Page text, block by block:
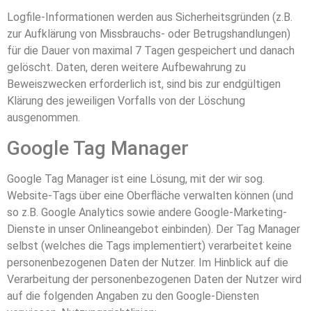
Logfile-Informationen werden aus Sicherheitsgründen (z.B.
zur Aufklärung von Missbrauchs- oder Betrugshandlungen)
für die Dauer von maximal 7 Tagen gespeichert und danach
gelöscht. Daten, deren weitere Aufbewahrung zu
Beweiszwecken erforderlich ist, sind bis zur endgültigen
Klärung des jeweiligen Vorfalls von der Löschung
ausgenommen.
Google Tag Manager
Google Tag Manager ist eine Lösung, mit der wir sog.
Website-Tags über eine Oberfläche verwalten können (und
so z.B. Google Analytics sowie andere Google-Marketing-
Dienste in unser Onlineangebot einbinden). Der Tag Manager
selbst (welches die Tags implementiert) verarbeitet keine
personenbezogenen Daten der Nutzer. Im Hinblick auf die
Verarbeitung der personenbezogenen Daten der Nutzer wird
auf die folgenden Angaben zu den Google-Diensten